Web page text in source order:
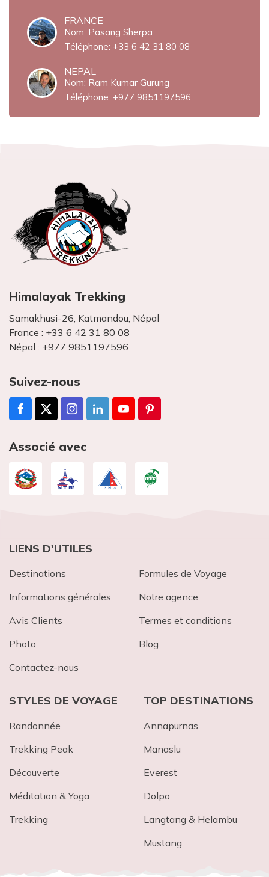
FRANCE
Nom: Pasang Sherpa
Téléphone: +33 6 42 31 80 08‬
NEPAL
Nom: Ram Kumar Gurung
Téléphone: +977 9851197596
Himalayak Trekking
Samakhusi-26, Katmandou, Népal
France : +33 6 42 31 80 08
Népal : +977 9851197596
Suivez-nous
Associé avec
LIENS D'UTILES
Destinations
Formules de Voyage
Informations générales
Notre agence
Avis Clients
Termes et conditions
Photo
Blog
Contactez-nous
STYLES DE VOYAGE
Randonnée
Trekking Peak
Découverte
Méditation & Yoga
Trekking
TOP DESTINATIONS
Annapurnas
Mana​slu
Everest
Dolpo
Langtang & Helambu
Mustang